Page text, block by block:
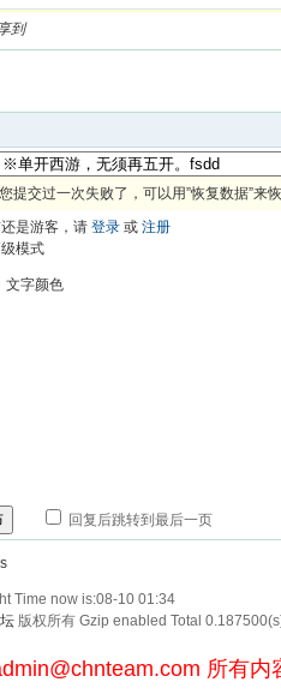
到
提交过一次失败了，可以用”恢复数据”来
是游客，请 登录 或 注册
模式
文字颜色
回复后跳转到最后一页
Time now is:08-10 01:34
版权所有 Gzip enabled Total
所有内